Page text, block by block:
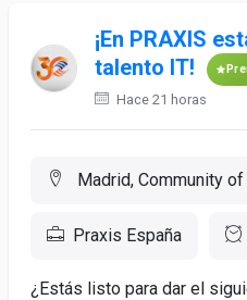
¡En PRAXIS
talento IT!
Hace 21 horas
Madrid, Community
Praxis España
¿Estás listo para dar el